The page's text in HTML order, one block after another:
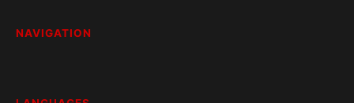
NAVIGATION